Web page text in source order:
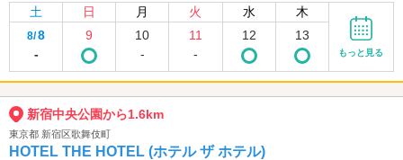
土
日 月 火 水 木
8/8
-
9
10
-
11
-
12 13
もっと見る
新宿中央公園から1.6km
東京都 新宿区歌舞伎町
HOTEL THE HOTEL (ホテル ザ ホテル)